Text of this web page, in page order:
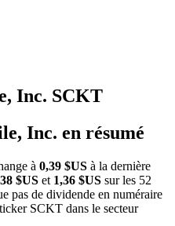
Inc. SCKT
Inc. en résumé
à 0,39 $US à la dernière
$US et 1,36 $US sur les 52
pas de dividende en numéraire
SCKT dans le secteur